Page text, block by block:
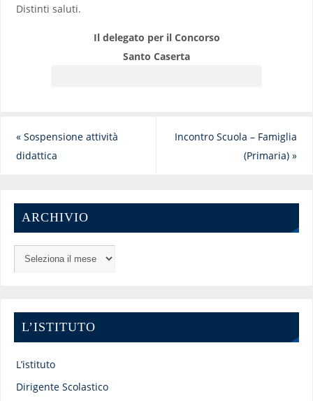
Distinti saluti.
Il delegato per il Concorso
Santo Caserta
«Sospensione attività
didattica
Incontro Scuola – Famiglia
(Primaria)»
ARCHIVIO
L’ISTITUTO
L’istituto
Dirigente Scolastico